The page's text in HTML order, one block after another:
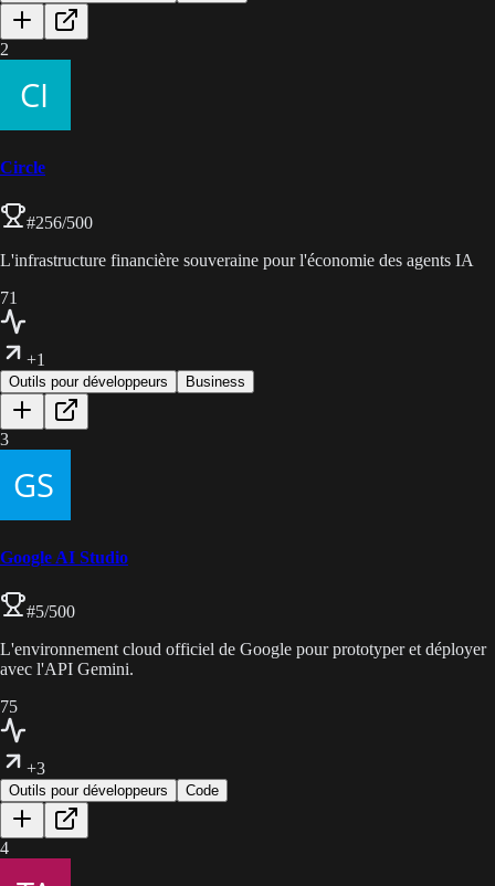
2
Circle
#256/500
L'infrastructure financière souveraine pour l'économie des agents IA
71
+1
Outils pour développeurs Business
3
Google AI Studio
#5/500
L'environnement cloud officiel de Google pour prototyper et déployer
avec l'API Gemini.
75
+3
Outils pour développeurs Code
4